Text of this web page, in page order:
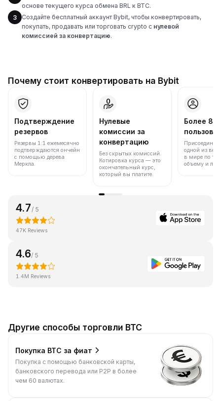
основе текущего курса обмена BRL к BTC.
3
Создайте бесплатный аккаунт Bybit, чтобы конвертировать,
покупать, продавать или торговать crypto с нулевой
комиссией за конвертацию.
Почему стоит конвертировать на Bybit
Подтверждение
резервов
Резервы 1:1 ежемесячно
подтверждаются ончейн
с помощью дерева
Меркла.
Нулевые
комиссии за
конвертацию
Без скрытых комиссий.
Котировка курса — это
окончательный курс,
который вы платите.
Более 86
одной из
в мире по
объему и
4.7 / 5
47K Reviews
4.6/ 5
1.4M Reviews
Другие способы торговли BTC
Покупка BTC за фиат
Покупка с помощью банковской карты,
банковского перевода или P2P в более
чем 60 валютах.